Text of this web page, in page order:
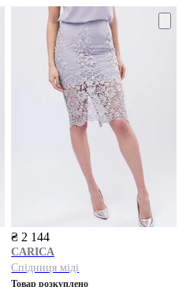
₴ 2 144
CARICA
Спідниця міді
Товар розкуплено